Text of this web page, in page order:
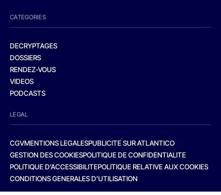
CATEGORIES
DECRYPTAGES
DOSSIERS
RENDEZ-VOUS
VIDEOS
PODCASTS
LEGAL
CGVMENTIONS LEGALESPUBLICITE SUR ATLANTICO
GESTION DES COOKIESPOLITIQUE DE CONFIDENTIALITE
POLITIQUE D’ACCESSIBILITEPOLITIQUE RELATIVE AUX COOKIES
CONDITIONS GENERALES D’UTILISATION